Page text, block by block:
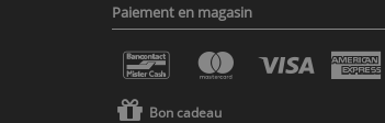
Paiement en magasin
Bon cadeau